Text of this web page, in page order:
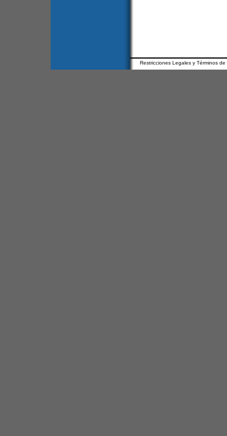
Restricciones Legales y Términos de